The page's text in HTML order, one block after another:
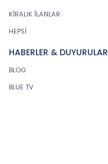
KİRALIK İLANLAR
HEPSİ
HABERLER & DUYURULAR
BLOG
BLUE TV